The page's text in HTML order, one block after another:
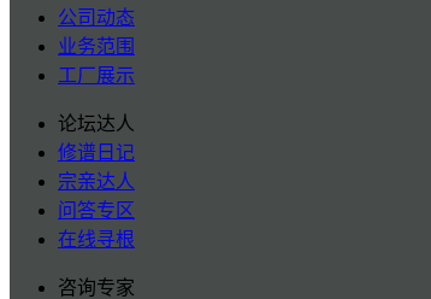
公司动态
业务范围
工厂展示
论坛达人
修谱日记
宗亲达人
问答专区
在线寻根
咨询专家